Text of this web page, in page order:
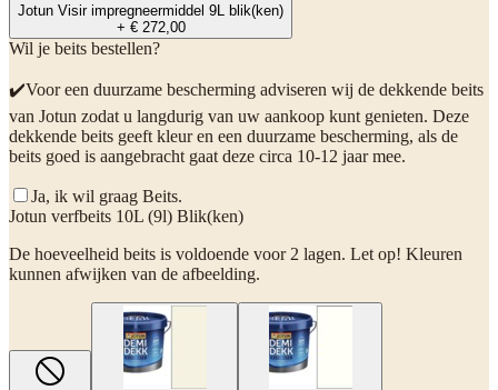
Jotun Visir impregneermiddel 9L blik(ken)
+ € 272,00
Wil je beits bestellen?
✔️Voor een duurzame bescherming adviseren wij de dekkende beits
van Jotun zodat u langdurig van uw aankoop kunt genieten. Deze
dekkende beits geeft kleur en een duurzame bescherming, als de
beits goed is aangebracht gaat deze circa 10-12 jaar mee.
Ja, ik wil graag Beits.
Jotun verfbeits 10L (9l) Blik(ken)
De hoeveelheid beits is voldoende voor 2 lagen. Let op! Kleuren
kunnen afwijken van de afbeelding.